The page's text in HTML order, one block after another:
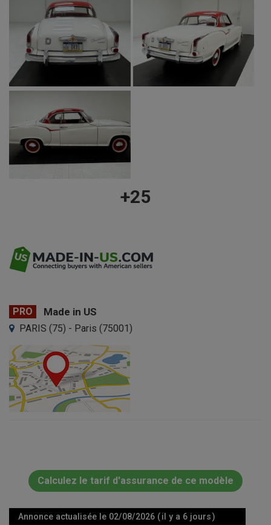
+25
PRO Made in US
PARIS (75) - Paris (75001)
Calculez le tarif d'assurance de ce modèle
Annonce actualisée le 02/08/2026 ( il y a 6 jours )